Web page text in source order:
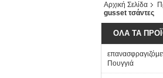
Αρχική Σελίδα
gusset τσάντες
ΌΛΑ ΤΑ
Πουγγιά